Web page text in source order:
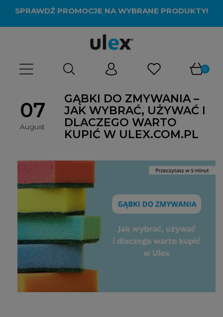
SPRAWDŹ PROMOCJE NA WYBRANE PRODUKTY!
GĄBKI DO ZMYWANIA –
JAK WYBRAĆ, UŻYWAĆ I
DLACZEGO WARTO
KUPIĆ W ULEX.COM.PL
07
August